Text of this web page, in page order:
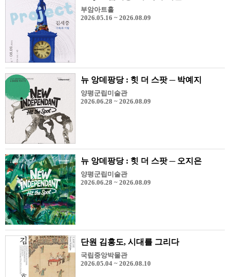
부암아트홀
2026.05.16 ~ 2026.08.09
뉴 앙데팡당 : 힛 더 스팟 ─ 박예지
양평군립미술관
2026.06.28 ~ 2026.08.09
뉴 앙데팡당 : 힛 더 스팟 ─ 오지은
양평군립미술관
2026.06.28 ~ 2026.08.09
단원 김홍도, 시대를 그리다
국립중앙박물관
2026.05.04 ~ 2026.08.10